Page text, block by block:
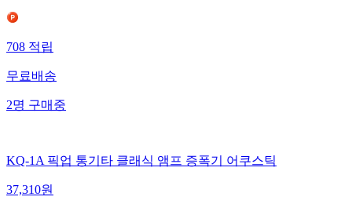
708적립
무료배송
2명구매중
KQ-1A 픽업 통기타 클래식 앰프 증폭기 어쿠스틱
37,310원